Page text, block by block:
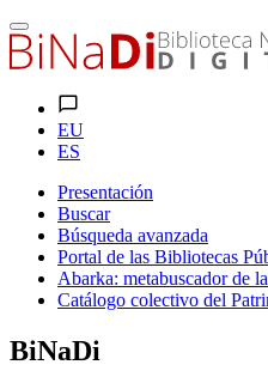
EU
ES
Presentación
Buscar
Búsqueda avanzada
Portal de las Bibliotecas
Abarka: metabuscador de
Catálogo colectivo del
BiNaDi